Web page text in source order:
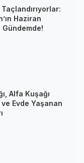
Taçlandırıyorlar:
Haziran
Gündemde!
Alfa Kuşağı
Evde Yaşanan